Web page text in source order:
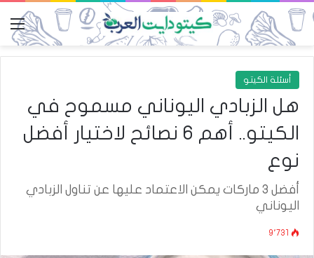
أسئلة الكيتو
هل الزبادي اليوناني مسموح في
الكيتو.. أهم 6 نصائح لاختيار أفضل
نوع
أفضل 3 ماركات يمكن الاعتماد عليها عن تناول الزبادي
اليوناني
9٬731